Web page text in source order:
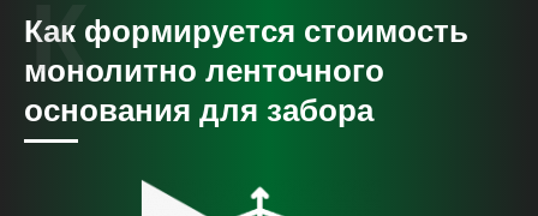
Как формируется стоимость
монолитно ленточного
основания для забора